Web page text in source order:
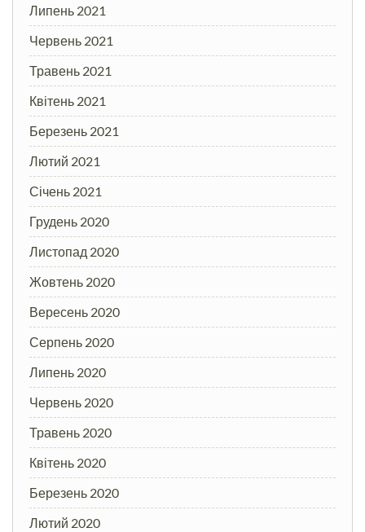
Липень 2021
Червень 2021
Травень 2021
Квітень 2021
Березень 2021
Лютий 2021
Січень 2021
Грудень 2020
Листопад 2020
Жовтень 2020
Вересень 2020
Серпень 2020
Липень 2020
Червень 2020
Травень 2020
Квітень 2020
Березень 2020
Лютий 2020